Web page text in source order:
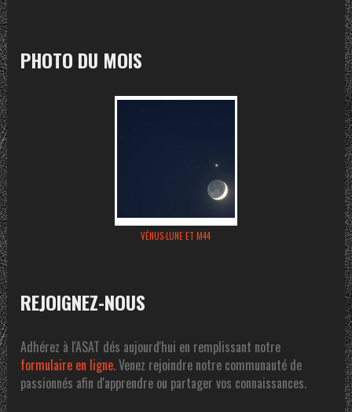
PHOTO DU MOIS
VÉNUS-LUNE ET M44
REJOIGNEZ-NOUS
Adhérez à l'ASAT dés aujourd'hui en remplissant notre
formulaire en ligne. Venez rejoindre notre communauté de
passionnés afin d'apprendre ou partager vos connaissances.